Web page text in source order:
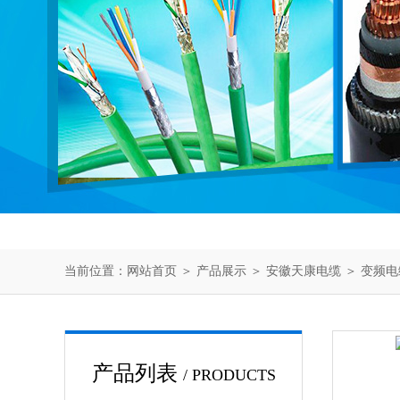
当前位置： 网站首页 ＞ 产品展示 ＞ 安徽天康电缆 ＞ 变频
产品列表 / PRODUCTS